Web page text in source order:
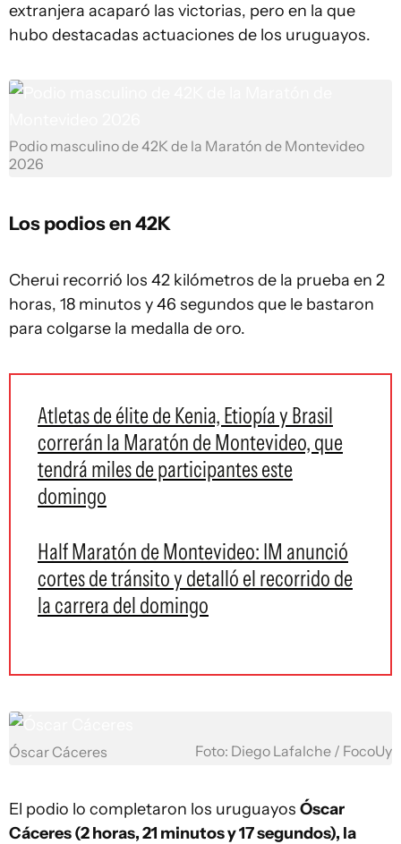
extranjera acaparó las victorias, pero en la que
hubo destacadas actuaciones de los uruguayos.
Podio masculino de 42K de la Maratón de Montevideo
2026
Los podios en 42K
Cherui recorrió los 42 kilómetros de la prueba en 2
horas, 18 minutos y 46 segundos que le bastaron
para colgarse la medalla de oro.
Atletas de élite de Kenia, Etiopía y Brasil
correrán la Maratón de Montevideo, que
tendrá miles de participantes este
domingo
Half Maratón de Montevideo: IM anunció
cortes de tránsito y detalló el recorrido de
la carrera del domingo
Óscar Cáceres Foto: Diego Lafalche / FocoUy
El podio lo completaron los uruguayos Óscar
Cáceres (2 horas, 21 minutos y 17 segundos), la